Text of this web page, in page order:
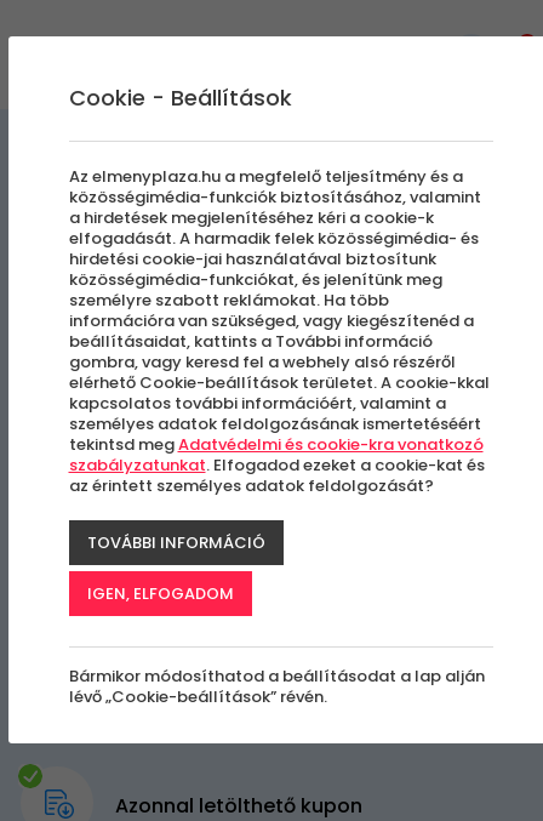
VR Szabadulószoba |
Rettegés Háza
Budapest, VIII. kerület
Azonnal letölthető kupon
Cookie - Beállítások
Az elmenyplaza.hu a megfelelő teljesítmény és a
közösségimédia-funkciók biztosításához, valamint
a hirdetések megjelenítéséhez kéri a cookie-k
elfogadását. A harmadik felek közösségimédia- és
hirdetési cookie-jai használatával biztosítunk
közösségimédia-funkciókat, és jelenítünk meg
személyre szabott reklámokat. Ha több
információra van szükséged, vagy kiegészítenéd a
beállításaidat, kattints a További információ
gombra, vagy keresd fel a webhely alsó részéről
elérhető Cookie-beállítások területet. A cookie-kkal
kapcsolatos további információért, valamint a
személyes adatok feldolgozásának ismertetéséért
tekintsd megAdatvédelmi és cookie-kra vonatkozó
szabályzatunkat. Elfogadod ezeket a cookie-kat és
az érintett személyes adatok feldolgozását?
TOVÁBBI INFORMÁCIÓ
IGEN, ELFOGADOM
Bármikor módosíthatod a beállításodat a lap alján
lévő „Cookie-beállítások” révén.